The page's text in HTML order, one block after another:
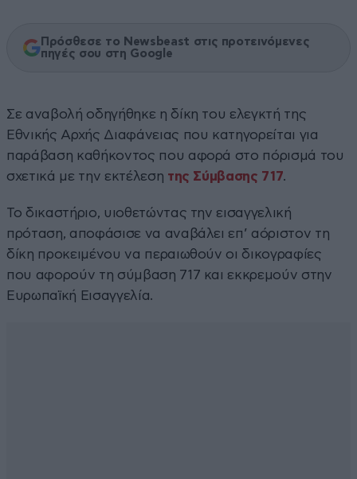
Πρόσθεσε το Newsbeast στις προτεινόμενες
πηγές σου στη Google
Σε αναβολή οδηγήθηκε η δίκη του ελεγκτή της
Εθνικής Αρχής Διαφάνειας που κατηγορείται για
παράβαση καθήκοντος που αφορά στο πόρισμά του
σχετικά με την εκτέλεση της Σύμβασης 717.
Το δικαστήριο, υιοθετώντας την εισαγγελική
πρόταση, αποφάσισε να αναβάλει επ’ αόριστον τη
δίκη προκειμένου να περαιωθούν οι δικογραφίες
που αφορούν τη σύμβαση 717 και εκκρεμούν στην
Ευρωπαϊκή Εισαγγελία.